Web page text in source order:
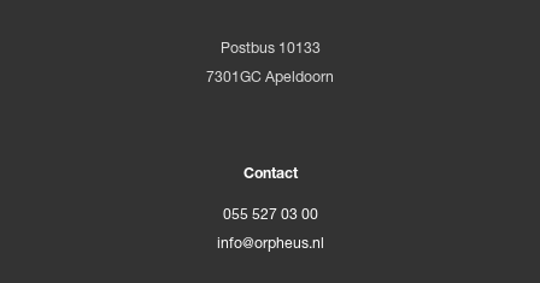
Postbus 10133
7301GC Apeldoorn
Contact
055 527 03 00
info@orpheus.nl